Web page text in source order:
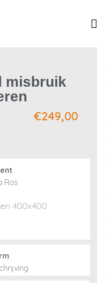
misbruik
€249,00
Ros